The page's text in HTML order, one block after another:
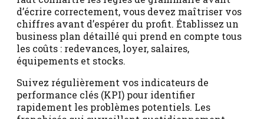
d’écrire correctement, vous devez maîtriser vos
chiffres avant d’espérer du profit. Établissez un
business plan détaillé qui prend en compte tous
les coûts : redevances, loyer, salaires,
équipements et stocks.
Suivez régulièrement vos indicateurs de
performance clés (KPI) pour identifier
rapidement les problèmes potentiels. Les